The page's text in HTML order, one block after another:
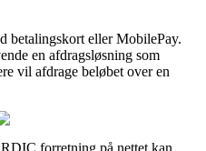
betalingskort eller MobilePay.
en afdragsløsning som
vil afdrage beløbet over en
forretning på nettet kan